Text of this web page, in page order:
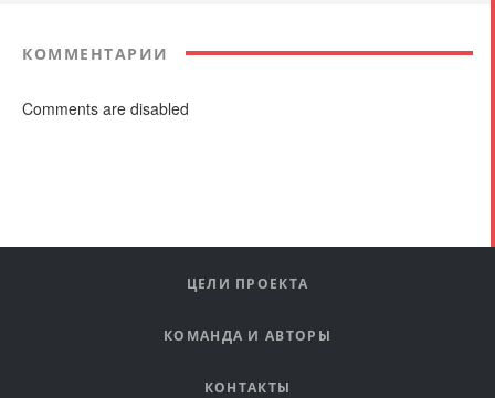
КОММЕНТАРИИ
Comments are disabled
ЦЕЛИ ПРОЕКТА
КОМАНДА И АВТОРЫ
КОНТАКТЫ